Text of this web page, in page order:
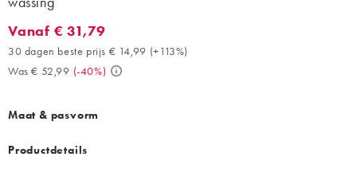
Vanaf € 31,79. 30 dagen beste prijs € 14,99 (+113%). Was €
Vanaf € 31,79
30 dagen beste prijs € 14,99 (+113%)
Was € 52,99 (-40%)
Maat & pasvorm
Productdetails